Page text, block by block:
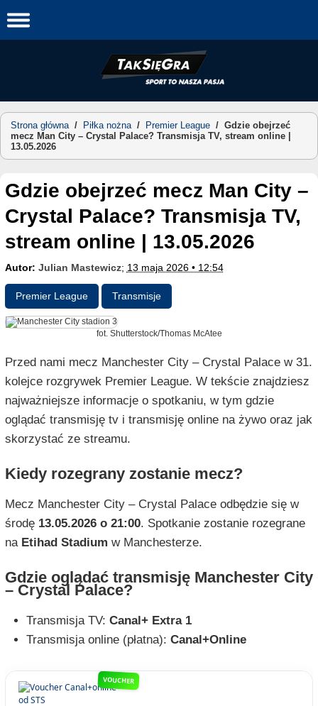
to
Strona główna/ Piłka nożna/ Premier League / Gdzie obejrzeć
mecz Man City – Crystal Palace? Transmisja TV, stream online |
13.05.2026
Gdzie obejrzeć mecz Man City –
Crystal Palace? Transmisja TV,
stream online | 13.05.2026
Autor: Julian Mastewicz; 13 maja 2026 • 12:54
Premier League Transmisje
fot. Shutterstock/Thomas McAtee
Przed nami mecz Manchester City – Crystal Palace w 31.
kolejce rozgrywek Premier League. W tekście znajdziesz
najważniejsze informacje o spotkaniu, w tym gdzie
oglądać transmisję tv i transmisję online na żywo oraz jak
skorzystać ze streamu.
Kiedy rozegrany zostanie mecz?
Mecz Manchester City – Crystal Palace odbędzie się w
środę 13.05.2026 o 21:00. Spotkanie zostanie rozegrane
na Etihad Stadium w Manchesterze.
Gdzie oglądać transmisję Manchester City
– Crystal Palace?
Transmisja TV: Canal+ Extra 1
Transmisja online (płatna): Canal+Online
VOUCHER